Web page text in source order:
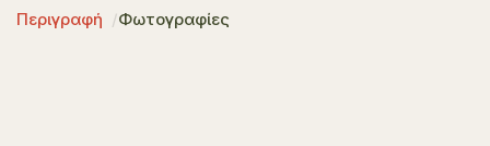
Περιγραφή Φωτογραφίες